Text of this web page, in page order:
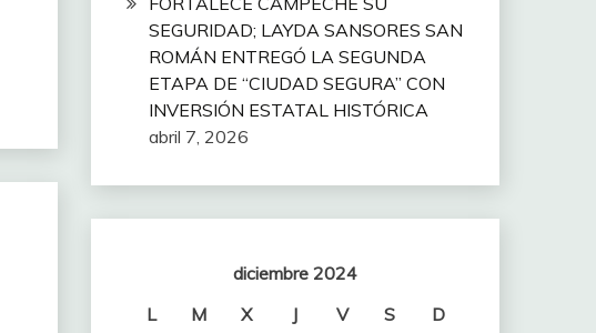
SEGURIDAD; LAYDA SANSORES SAN
ROMÁN ENTREGÓ LA SEGUNDA
ETAPA DE “CIUDAD SEGURA” CON
INVERSIÓN ESTATAL HISTÓRICA
abril 7, 2026
diciembre 2024
L
M X J V S
D